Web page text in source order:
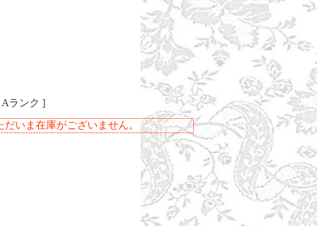
ランク ]
いま在庫がございません。